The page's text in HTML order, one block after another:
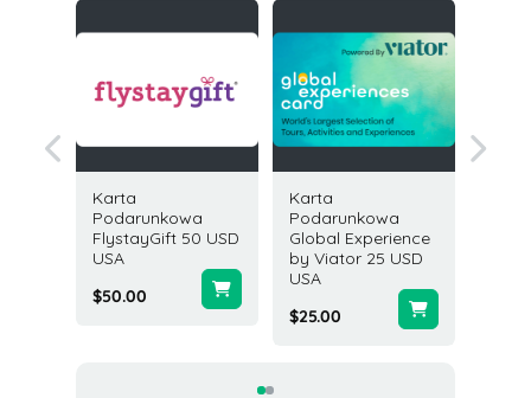
Karta
Podarunkowa
FlystayGift 50 USD
USA
$50.00
Karta
Podarunkowa
Global Experience
by Viator 25 USD
USA
$25.00